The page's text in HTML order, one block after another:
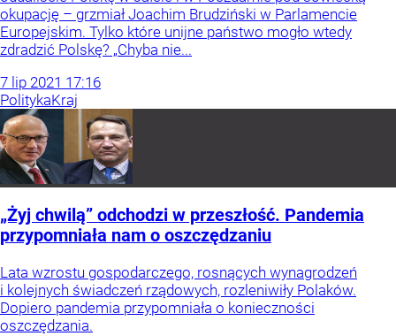
okupację – grzmiał Joachim Brudziński w Parlamencie
Europejskim. Tylko które unijne państwo mogło wtedy
zdradzić Polskę? „Chyba nie...
7 lip 2021 17:16
PolitykaKraj
„Żyj chwilą” odchodzi w przeszłość. Pandemia
przypomniała nam o oszczędzaniu
Lata wzrostu gospodarczego, rosnących wynagrodzeń
i kolejnych świadczeń rządowych, rozleniwiły Polaków.
Dopiero pandemia przypomniała o konieczności
oszczędzania.